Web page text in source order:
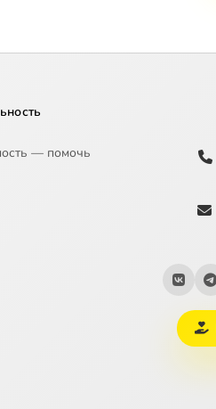
— помочь